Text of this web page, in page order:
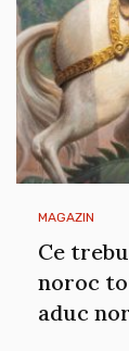
MAGAZIN
Ce
noroc
aduc